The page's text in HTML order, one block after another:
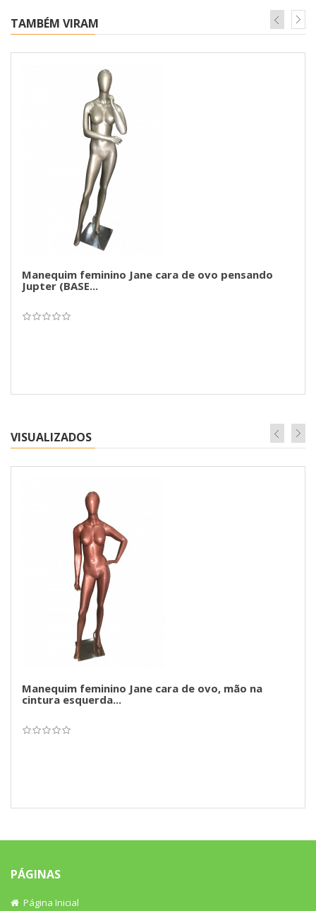
TAMBÉM VIRAM
Manequim feminino Jane cara de ovo pensando
Jupter (BASE...
VISUALIZADOS
Manequim feminino Jane cara de ovo, mão na
cintura esquerda...
PÁGINAS
Página Inicial